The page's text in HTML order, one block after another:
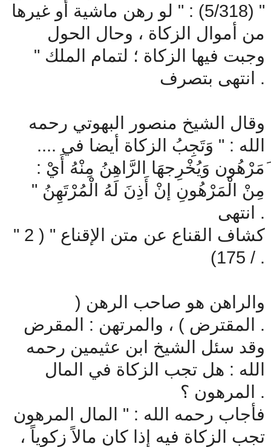
" (5/318) : " لو رهن ماشية أو غيرها
من أموال الزكاة ، وحال الحول
وجبت فيها الزكاة ؛ لتمام الملك "
انتهى بتصرف .
وقال الشيخ منصور البهوتي رحمه
الله : " وَتَجِبُ الزكاة أيضا في ....
َمَرْهُون وَيُخْرِجهَا الرَّاهِنُ مِنْهُ أَيْ :
مِنْ الْمَرْهُونِ إنْ أَذِنَ لَهُ الْمُرْتَهِنُ "
انتهى .
" كشاف القناع عن متن الإقناع " ( 2
/ 175) .
والراهن هو صاحب الرهن (
المقترض ) ، والمرتهن : المقرض .
وقد سئل الشيخ ابن عثيمين رحمه
الله : هل تجب الزكاة في المال
المرهون ؟ .
فأجاب رحمه الله : " المال المرهون
تجب الزكاة فيه إذا كان مالاً زكوياً ،